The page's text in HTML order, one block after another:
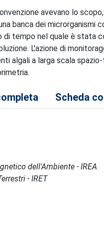
avevano lo
banca dei
tempo nel quale è stata
L'azione di
algali a larga scala
Scheda
dell'Ambiente - IREA
- IRET